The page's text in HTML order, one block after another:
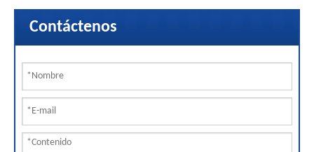
Contáctenos